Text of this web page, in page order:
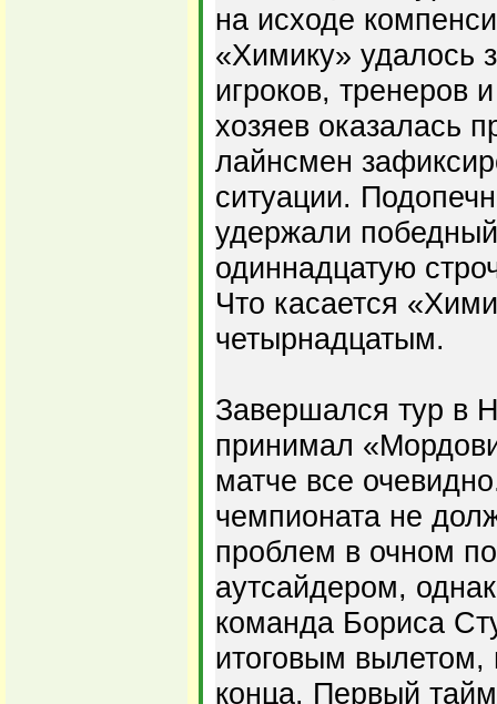
на исходе
«Химику» удалось
игроков, тренеров
хозяев оказалась
лайнсмен
ситуации.
удержали
одиннадцатую
Что касается
четырнадцатым.
Завершался тур в
принимал
матче все
чемпионата не
проблем в очном
аутсайдером,
команда Бориса
итоговым вылетом,
конца. Первый